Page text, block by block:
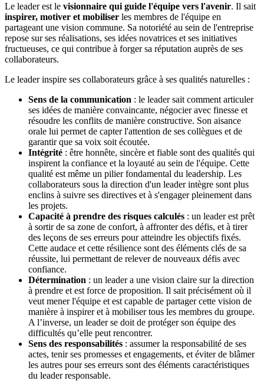
Le leader est le visionnaire qui guide l'équipe vers l'avenir. Il sait
inspirer, motiver et mobiliser les membres de l'équipe en
partageant une vision commune. Sa notoriété au sein de l'entreprise
repose sur ses réalisations, ses idées novatrices et ses initiatives
fructueuses, ce qui contribue à forger sa réputation auprès de ses
collaborateurs.
Le leader inspire ses collaborateurs grâce à ses qualités naturelles :
Sens de la communication : le leader sait comment articuler
ses idées de manière convaincante, négocier avec finesse et
résoudre les conflits de manière constructive. Son aisance
orale lui permet de capter l'attention de ses collègues et de
garantir que sa voix soit écoutée.
Intégrité : être honnête, sincère et fiable sont des qualités qui
inspirent la confiance et la loyauté au sein de l'équipe. Cette
qualité est même un pilier fondamental du leadership. Les
collaborateurs sous la direction d'un leader intègre sont plus
enclins à suivre ses directives et à s'engager pleinement dans
les projets.
Capacité à prendre des risques calculés : un leader est prêt
à sortir de sa zone de confort, à affronter des défis, et à tirer
des leçons de ses erreurs pour atteindre les objectifs fixés.
Cette audace et cette résilience sont des éléments clés de sa
réussite, lui permettant de relever de nouveaux défis avec
confiance.
Détermination : un leader a une vision claire sur la direction
à prendre et est force de proposition. Il sait précisément où il
veut mener l'équipe et est capable de partager cette vision de
manière à inspirer et à mobiliser tous les membres du groupe.
A l’inverse, un leader se doit de protéger son équipe des
difficultés qu’elle peut rencontrer.
Sens des responsabilités : assumer la responsabilité de ses
actes, tenir ses promesses et engagements, et éviter de blâmer
les autres pour ses erreurs sont des éléments caractéristiques
du leader responsable.